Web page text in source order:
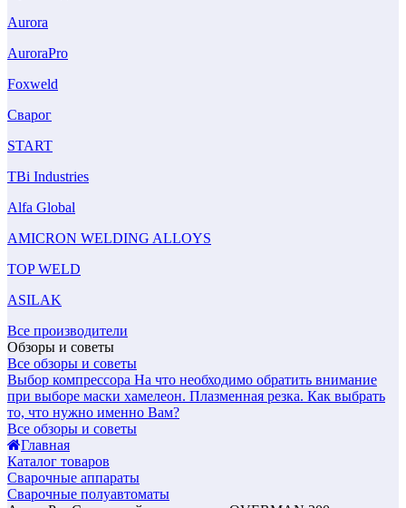
Aurora
AuroraPro
Foxweld
Сварог
START
TBi Industries
Alfa Global
AMICRON WELDING ALLOYS
TOP WELD
ASILAK
Все производители
Обзоры и советы
Все обзоры и советы
Выбор компрессора На что необходимо обратить внимание
при выборе маски хамелеон. Плазменная резка. Как выбрать
то, что нужно именно Вам?
Все обзоры и советы
Главная
Каталог товаров
Сварочные аппараты
Сварочные полуавтоматы